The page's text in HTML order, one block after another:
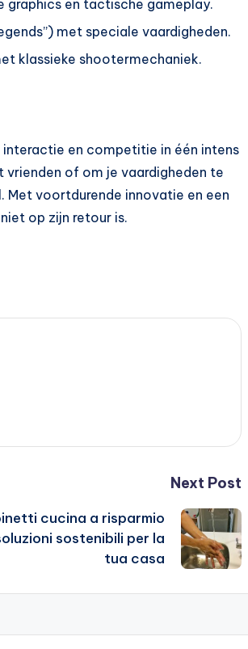
graphics en tactische gameplay.
met speciale vaardigheden.
klassieke shootermechaniek.
en competitie in één intens
vrienden of om je vaardigheden te
Met voortdurende innovatie en een
op zijn retour is.
Next Post
cucina a risparmio
sostenibili per la
tua casa